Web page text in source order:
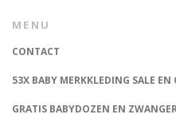
MENU
CONTACT
53X BABY MERKKLEDING SALE
GRATIS BABYDOZEN EN